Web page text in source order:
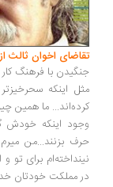
اخوان ثالث از رهبر
با فرهنگ کار عبثی
اینکه سحرخیزتر از
ما همین چیزها را
اینکه خودش گرجی
بزنند...من میرم رو
برای تو و امثال
مملکت خودتان خدمت